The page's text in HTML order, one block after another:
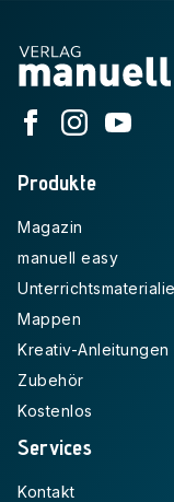
Produkte
Magazin
manuell easy
Mappen
Kreativ-Anleitungen
Zubehör
Kostenlos
Services
Kontakt